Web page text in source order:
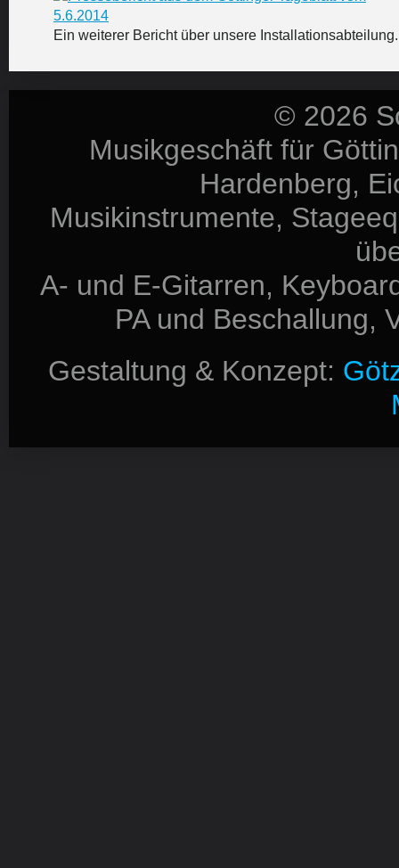
Ein weiterer Bericht über unsere Installationsabteilung.
© 2026
Musikgeschäft für
Hardenberg,
Musikinstrumente,
A- und E-Gitarren,
PA und Beschallung,
Gestaltung & Konzept: